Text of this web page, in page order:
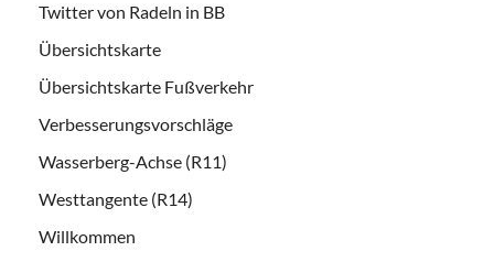
Twitter von Radeln in BB
Übersichtskarte
Übersichtskarte Fußverkehr
Verbesserungsvorschläge
Wasserberg-Achse (R11)
Westtangente (R14)
Willkommen